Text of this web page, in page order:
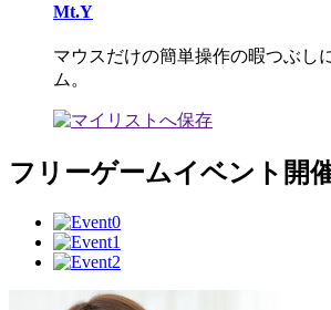
Mt.Y
マウスだけの簡単操作の暇つぶし
ム。
フリーゲームイベント開